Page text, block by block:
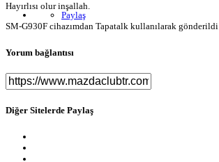
Paylaş
Hayırlısı olur inşallah.
SM-G930F cihazımdan Tapatalk kullanılarak gönderildi
Yorum bağlantısı
Diğer Sitelerde Paylaş